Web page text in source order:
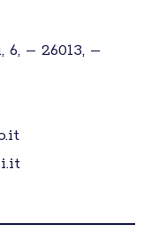
– 26013, –